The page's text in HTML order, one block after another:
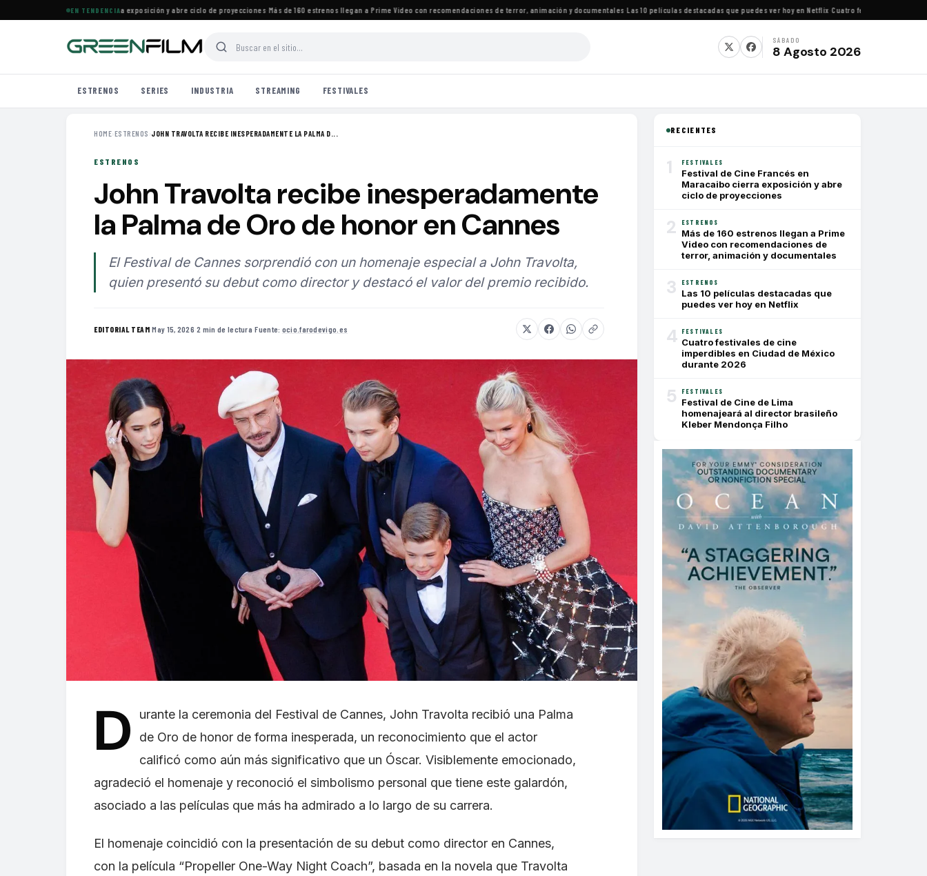
EN TENDENCIA
Francés en Maracaibo cierra exposición y abre ciclo de proyecciones·Más de 160 estrenos llegan a Prime Video con recomendaciones de terror, animación y documentales·Las 10 películas destacadas que puedes ver hoy en Netflix·Cuatro festivales de cine
SÁBADO
8 Agosto 2026
ESTRENOS SERIES INDUSTRIA STREAMING FESTIVALES
HOME›ESTRENOS ›JOHN TRAVOLTA RECIBE INESPERADAMENTE LA PALMA D...
ESTRENOS
John Travolta recibe inesperadamente
la Palma de Oro de honor en Cannes
El Festival de Cannes sorprendió con un homenaje especial a John Travolta,
quien presentó su debut como director y destacó el valor del premio recibido.
EDITORIAL TEAM·May 15, 2026·2 min de lectura·Fuente: ocio.farodevigo.es
D
urante la ceremonia del Festival de Cannes, John Travolta recibió una Palma
de Oro de honor de forma inesperada, un reconocimiento que el actor
calificó como aún más significativo que un Óscar. Visiblemente emocionado,
agradeció el homenaje y reconoció el simbolismo personal que tiene este galardón,
asociado a las películas que más ha admirado a lo largo de su carrera.
El homenaje coincidió con la presentación de su debut como director en Cannes,
con la película “Propeller One-Way Night Coach”, basada en la novela que Travolta
RECIENTES
1 FESTIVALES
Festival de Cine Francés en
Maracaibo cierra exposición y abre
ciclo de proyecciones
2 ESTRENOS
Más de 160 estrenos llegan a Prime
Video con recomendaciones de
terror, animación y documentales
3 ESTRENOS
Las 10 películas destacadas que
puedes ver hoy en Netflix
4 FESTIVALES
Cuatro festivales de cine
imperdibles en Ciudad de México
durante 2026
5 FESTIVALES
Festival de Cine de Lima
homenajeará al director brasileño
Kleber Mendonça Filho